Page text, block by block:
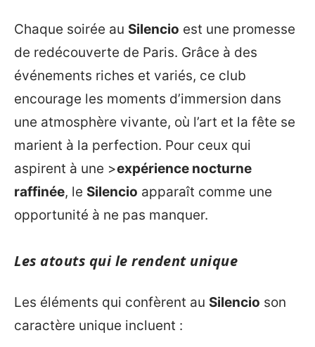
Chaque soirée au Silencio est une promesse
de redécouverte de Paris. Grâce à des
événements riches et variés, ce club
encourage les moments d’immersion dans
une atmosphère vivante, où l’art et la fête se
marient à la perfection. Pour ceux qui
aspirent à une >expérience nocturne
raffinée, le Silencio apparaît comme une
opportunité à ne pas manquer.
Les atouts qui le rendent unique
Les éléments qui confèrent au Silencio son
caractère unique incluent :